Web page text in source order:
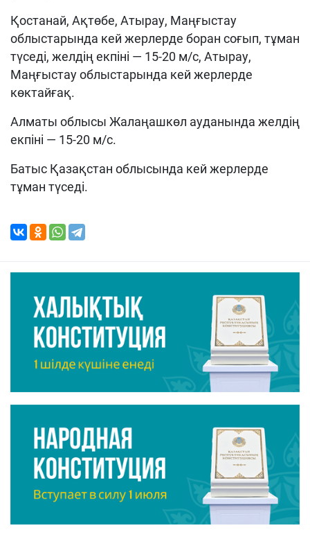
Қостанай, Ақтөбе, Атырау, Маңғыстау
облыстарында кей жерлерде боран соғып, тұман
түседі, желдің екпіні — 15-20 м/с, Атырау,
Маңғыстау облыстарында кей жерлерде
көктайғақ.
Алматы облысы Жалаңашкөл ауданында желдің
екпіні — 15-20 м/с.
Батыс Қазақстан облысында кей жерлерде
тұман түседі.